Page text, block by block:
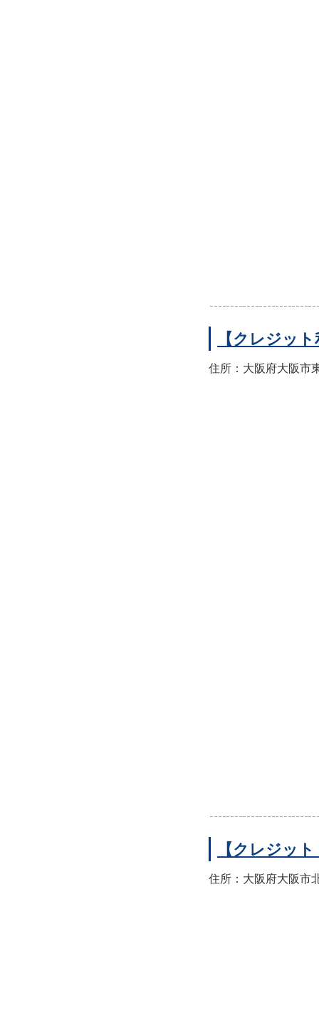
【クレジッ
住所：大阪府大阪市
【クレジッ
住所：大阪府大阪市